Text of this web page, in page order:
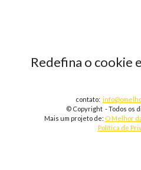
Redefina o cookie
contato:
© Copyright - Todos os
Mais um projeto de: O Melhor
Política de